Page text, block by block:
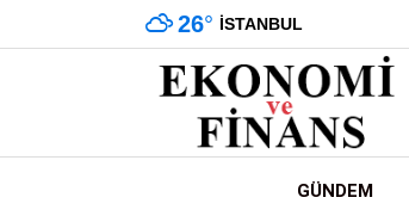
26° İSTANBUL
GÜNDEM